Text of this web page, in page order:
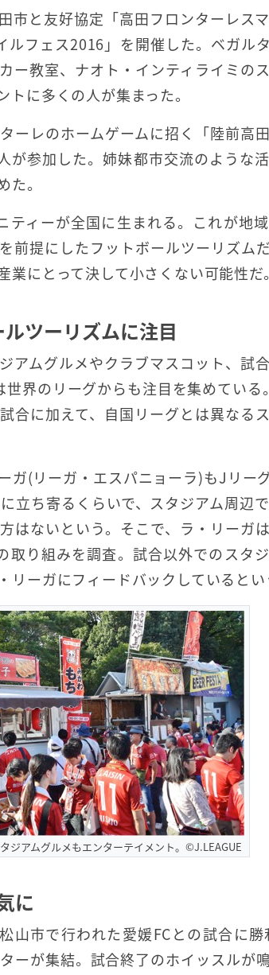
と友好協定「高田フロンターレス
ルフェス2016」を開催した。ベガル
ー教室、ナオト・インティライミの
に多くの人が集まった。
ーレのホームゲームに招く「陸前高
参加した。姉妹都市交流のような
。
ティーが全国に生まれる。これが地
前提にしたフットボールツーリズム
にとって決して小さくない可能性だ。
ツーリズムに注目
アムグルメやクラブマスコット、試
界のリーグからも注目を集めている
合に加えて、自国リーグとは異なる
ガ(リーガ・エスパニョーラ)もJリー
立ち寄るくらいで、スタジアム周辺
はないという。そこで、ラ・リーガ
り組みを調査。試合以外でのスタ
ーガにフィードバックしているとい
ジアムグルメもエンターテイメント。©J.LEAGUE
に
山市で行われた愛媛FCとの試合に
ーが集結。試合終了のホイッスルが